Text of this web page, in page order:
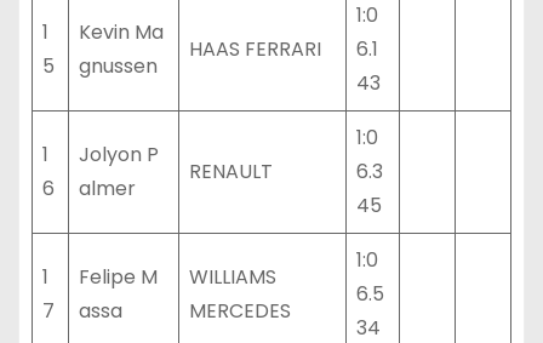
1
5
Kevin Ma
gnussen
HAAS FERRARI
1:0
6.1
43
1
6
Jolyon P
almer
RENAULT
1:0
6.3
45
1
7
Felipe M
assa
WILLIAMS
MERCEDES
1:0
6.5
34